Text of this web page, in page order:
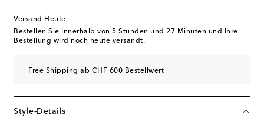
Versand Heute
Bestellen Sie innerhalb von 5 Stunden und 27 Minuten und Ihre
Bestellung wird noch heute versandt.
Free Shipping ab CHF 600 Bestellwert
Style-Details